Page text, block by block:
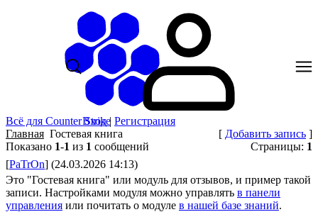
Всё для Counter Strike
Вход| Регистрация
Главная Гостевая книга [ Добавить запись ]
Страницы: 1
Показано 1-1 из 1 сообщений
[PaTrOn] (24.03.2026 14:13)
Это "Гостевая книга" или модуль для отзывов, и пример такой
записи. Настройками модуля можно управлять в панели
управления или почитать о модуле в нашей базе знаний.